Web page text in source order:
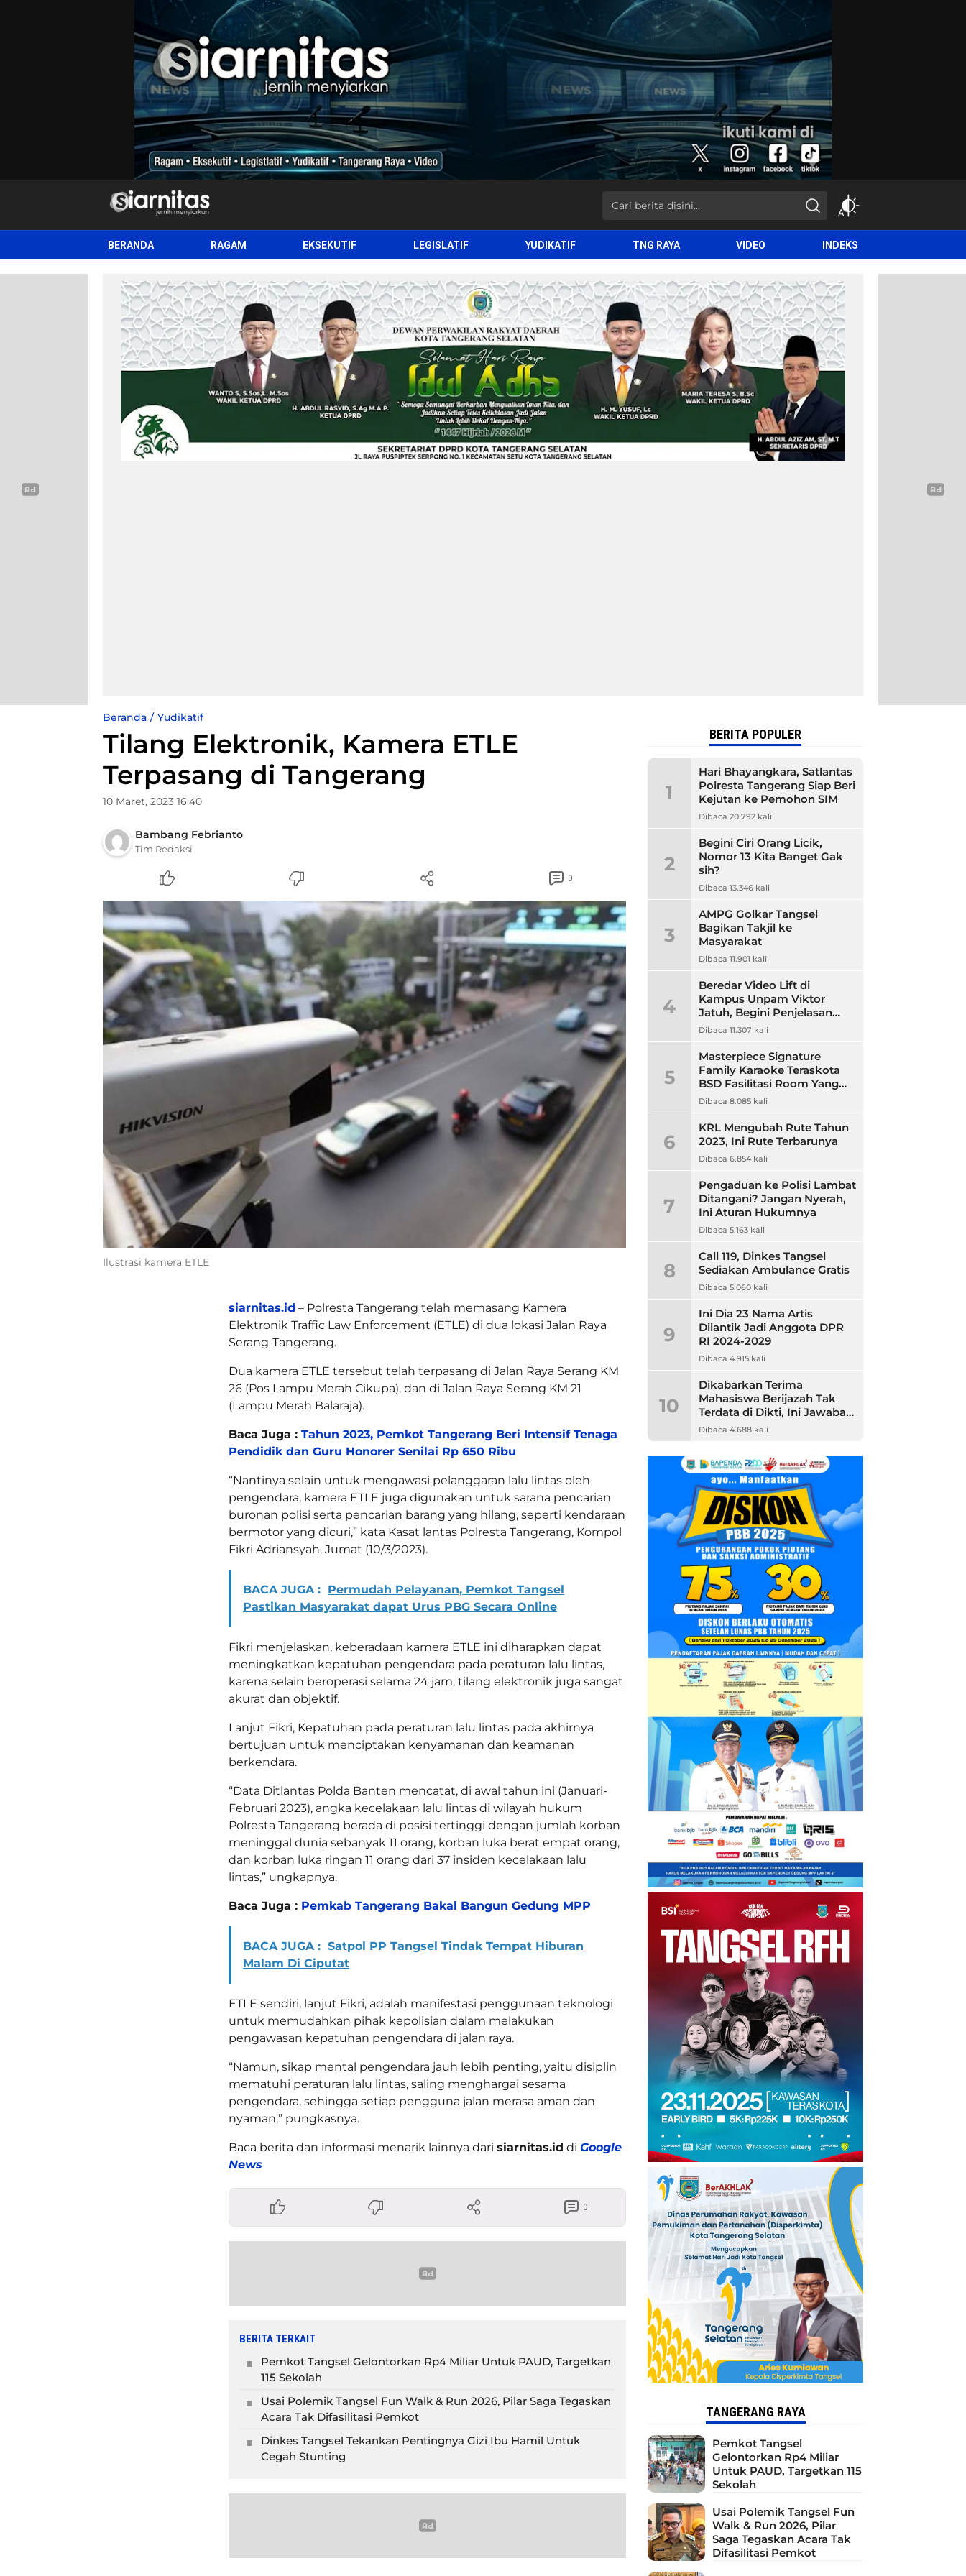
siarnitas
Jernih Menyiarkan
BERANDA RAGAM EKSEKUTIF LEGISLATIF YUDIKATIF TNG RAYA VIDEO INDEKS
Beranda Yudikatif
Tilang Elektronik, Kamera ETLE
Terpasang di Tangerang
10 Maret, 2023 16:40
Bambang Febrianto
Tim Redaksi
0
Ilustrasi kamera ETLE
siarnitas.id – Polresta Tangerang telah memasang Kamera
Elektronik Traffic Law Enforcement (ETLE) di dua lokasi Jalan Raya
Serang-Tangerang.
Dua kamera ETLE tersebut telah terpasang di Jalan Raya Serang KM
26 (Pos Lampu Merah Cikupa), dan di Jalan Raya Serang KM 21
(Lampu Merah Balaraja).
Baca Juga : Tahun 2023, Pemkot Tangerang Beri Intensif Tenaga
Pendidik dan Guru Honorer Senilai Rp 650 Ribu
“Nantinya selain untuk mengawasi pelanggaran lalu lintas oleh
pengendara, kamera ETLE juga digunakan untuk sarana pencarian
buronan polisi serta pencarian barang yang hilang, seperti kendaraan
bermotor yang dicuri,” kata Kasat lantas Polresta Tangerang, Kompol
Fikri Adriansyah, Jumat (10/3/2023).
BACA JUGA : Permudah Pelayanan, Pemkot Tangsel
Pastikan Masyarakat dapat Urus PBG Secara Online
Fikri menjelaskan, keberadaan kamera ETLE ini diharapkan dapat
meningkatkan kepatuhan pengendara pada peraturan lalu lintas,
karena selain beroperasi selama 24 jam, tilang elektronik juga sangat
akurat dan objektif.
Lanjut Fikri, Kepatuhan pada peraturan lalu lintas pada akhirnya
bertujuan untuk menciptakan kenyamanan dan keamanan
berkendara.
“Data Ditlantas Polda Banten mencatat, di awal tahun ini (Januari-
Februari 2023), angka kecelakaan lalu lintas di wilayah hukum
Polresta Tangerang berada di posisi tertinggi dengan jumlah korban
meninggal dunia sebanyak 11 orang, korban luka berat empat orang,
dan korban luka ringan 11 orang dari 37 insiden kecelakaan lalu
lintas,” ungkapnya.
Baca Juga : Pemkab Tangerang Bakal Bangun Gedung MPP
BACA JUGA : Satpol PP Tangsel Tindak Tempat Hiburan
Malam Di Ciputat
ETLE sendiri, lanjut Fikri, adalah manifestasi penggunaan teknologi
untuk memudahkan pihak kepolisian dalam melakukan
pengawasan kepatuhan pengendara di jalan raya.
“Namun, sikap mental pengendara jauh lebih penting, yaitu disiplin
mematuhi peraturan lalu lintas, saling menghargai sesama
pengendara, sehingga setiap pengguna jalan merasa aman dan
nyaman,” pungkasnya.
Baca berita dan informasi menarik lainnya dari siarnitas.id di Google
News
0
BERITA TERKAIT
Pemkot Tangsel Gelontorkan Rp4 Miliar Untuk PAUD, Targetkan
115 Sekolah
Usai Polemik Tangsel Fun Walk & Run 2026, Pilar Saga Tegaskan
Acara Tak Difasilitasi Pemkot
Dinkes Tangsel Tekankan Pentingnya Gizi Ibu Hamil Untuk
Cegah Stunting
BERITA POPULER
1
Hari Bhayangkara, Satlantas
Polresta Tangerang Siap Beri
Kejutan ke Pemohon SIM
Dibaca 20.792 kali
2
Begini Ciri Orang Licik,
Nomor 13 Kita Banget Gak
sih?
Dibaca 13.346 kali
3
AMPG Golkar Tangsel
Bagikan Takjil ke
Masyarakat
Dibaca 11.901 kali
4
Beredar Video Lift di
Kampus Unpam Viktor
Jatuh, Begini Penjelasan
Rektor Unpam
Dibaca 11.307 kali
5
Masterpiece Signature
Family Karaoke Teraskota
BSD Fasilitasi Room Yang
Nyaman dan Harga
Dibaca 8.085 kali
6
KRL Mengubah Rute Tahun
2023, Ini Rute Terbarunya
Dibaca 6.854 kali
7
Pengaduan ke Polisi Lambat
Ditangani? Jangan Nyerah,
Ini Aturan Hukumnya
Dibaca 5.163 kali
8
Call 119, Dinkes Tangsel
Sediakan Ambulance Gratis
Dibaca 5.060 kali
9
Ini Dia 23 Nama Artis
Dilantik Jadi Anggota DPR
RI 2024-2029
Dibaca 4.915 kali
10
Dikabarkan Terima
Mahasiswa Berijazah Tak
Terdata di Dikti, Ini Jawaban
Unpam
Dibaca 4.688 kali
TANGERANG RAYA
Pemkot Tangsel
Gelontorkan Rp4 Miliar
Untuk PAUD, Targetkan 115
Sekolah
Usai Polemik Tangsel Fun
Walk & Run 2026, Pilar
Saga Tegaskan Acara Tak
Difasilitasi Pemkot